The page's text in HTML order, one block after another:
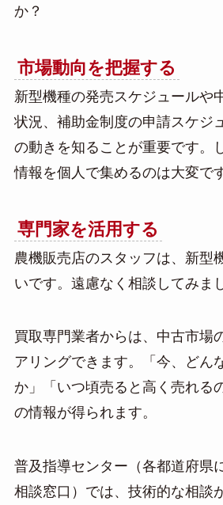
か？
市場動向を把握する
新型機種の発売スケジュールや
状況、補助金制度の申請スケジ
の動きを知ることが重要です。
情報を個人で集めるのは大変です
専門家を活用する
農機販売店のスタッフは、新型
いです。遠慮なく相談してみま
買取専門業者からは、中古市場
アリングできます。「今、どん
か」「いつ頃売ると高く売れる
の情報が得られます。
普及指導センター（各都道府県
相談窓口）では、技術的な相談